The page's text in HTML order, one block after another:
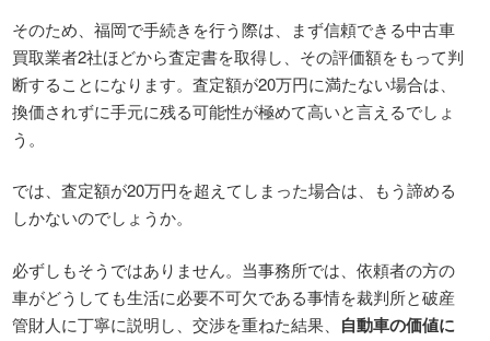
そのため、福岡で手続きを行う際は、まず信頼できる中古車
買取業者2社ほどから査定書を取得し、その評価額をもって判
断することになります。査定額が20万円に満たない場合は、
換価されずに手元に残る可能性が極めて高いと言えるでしょ
う。
では、査定額が20万円を超えてしまった場合は、もう諦める
しかないのでしょうか。
必ずしもそうではありません。当事務所では、依頼者の方の
車がどうしても生活に必要不可欠である事情を裁判所と破産
管財人に丁寧に説明し、交渉を重ねた結果、 自動車の価値に